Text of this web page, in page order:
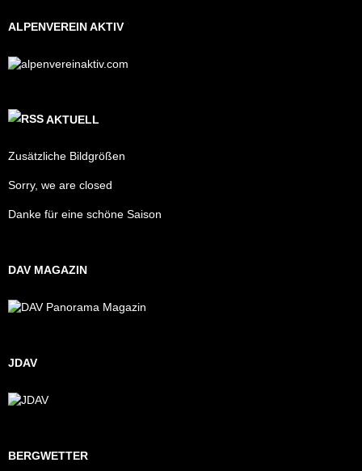
ALPENVEREIN AKTIV
AKTUELL
Zusätzliche Bildgrößen
Sorry, we are closed
Danke für eine schöne Saison
DAV MAGAZIN
JDAV
BERGWETTER